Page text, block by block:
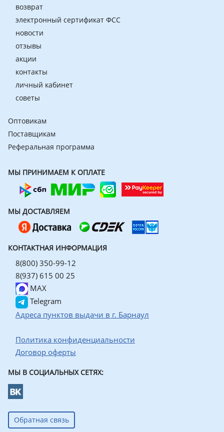
возврат
электронный сертификат ФСС
новости
отзывы
акции
контакты
личный кабинет
советы
Оптовикам
Поставщикам
Реферальная программа
МЫ ПРИНИМАЕМ К ОПЛАТЕ
МЫ ДОСТАВЛЯЕМ
КОНТАКТНАЯ ИНФОРМАЦИЯ
8(800) 350-99-12
8(937) 615 00 25
MAX
Telegram
Адреса пунктов выдачи в г. Барнаул
Политика конфиденциальности
Договор оферты
МЫ В СОЦИАЛЬНЫХ СЕТЯХ:
Обратная связь